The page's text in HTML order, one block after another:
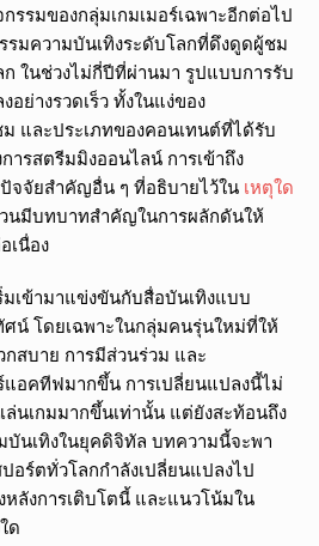
รรมของกลุ่มเกมเมอร์เฉพาะอีกต่อไป
มความบันเทิงระดับโลกที่ดึงดูดผู้ชม
ในช่วงไม่กี่ปีที่ผ่านมา รูปแบบการรับ
ย่างรวดเร็ว ทั้งในแง่ของ
และประเภทของคอนเทนต์ที่ได้รับ
ารสตรีมมิงออนไลน์ การเข้าถึง
จจัยสำคัญอื่น ๆ ที่อธิบายไว้ใน เหตุใด
นมีบทบาทสำคัญในการผลักดันให้
เนื่อง
เข้ามาแข่งขันกับสื่อบันเทิงแบบ
ศน์ โดยเฉพาะในกลุ่มคนรุ่นใหม่ที่ให้
สบาย การมีส่วนร่วม และ
อคทีฟมากขึ้น การเปลี่ยนแปลงนี้ไม่
ล่นเกมมากขึ้นเท่านั้น แต่ยังสะท้อนถึง
บันเทิงในยุคดิจิทัล บทความนี้จะพา
อร์ตทั่วโลกกำลังเปลี่ยนแปลงไป
หลังการเติบโตนี้ และแนวโน้มใน
ด